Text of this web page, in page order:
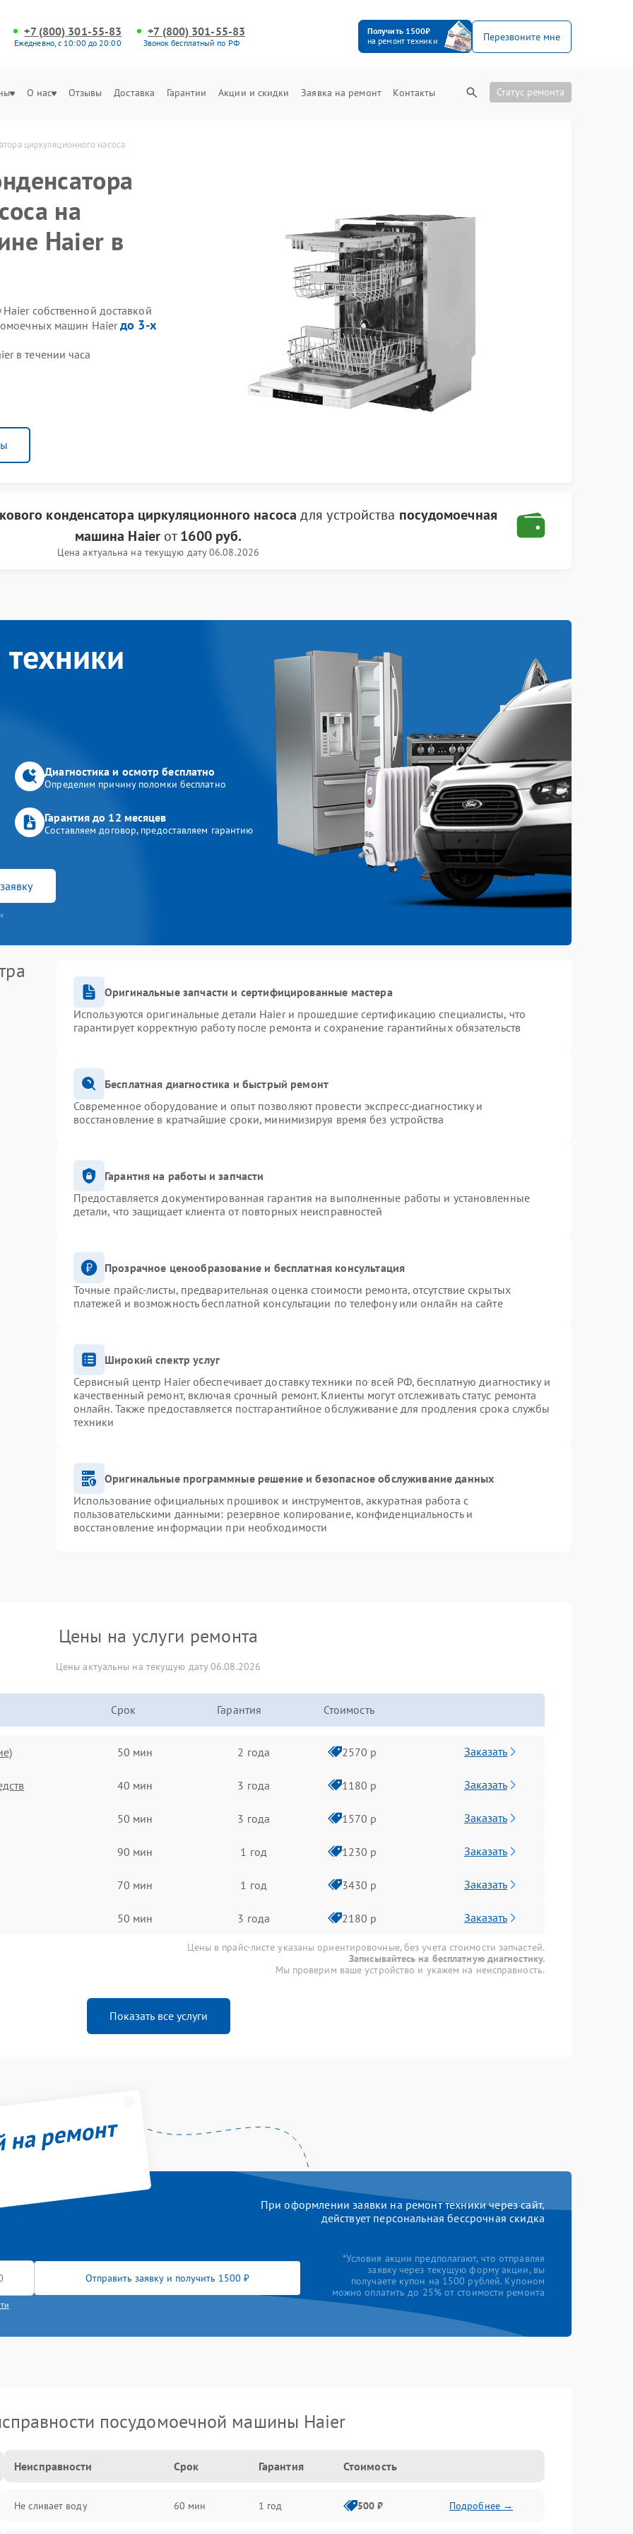
+7 (800) 301-55-83
Ежедневно, с 10:00 до 20:00
+7 (800) 301-55-83
Звонок бесплатный по РФ
Получить 1500₽
на ремонт техники
Перезвоните мне
О нас Отзывы Доставка Гарантии Акции и скидки Заявка на ремонт Контакты Статус ремонта
циркуляционного насоса
на
Haier в
собственной доставкой
машин Haierдо 3-х
в течении часа
конденсатора циркуляционного насоса для устройства посудомоечная
машина Haierот1600 руб.
Цена актуальна на текущую дату 06.08.2026
Диагностика и осмотр бесплатно
Определим причину поломки бесплатно
Гарантия до 12 месяцев
Составляем договор, предоставляем гарантию
Оригинальные запчасти и сертифицированные мастера
Используются оригинальные детали Haier и прошедшие сертификацию специалисты, что
гарантирует корректную работу после ремонта и сохранение гарантийных обязательств
Бесплатная диагностика и быстрый ремонт
Современное оборудование и опыт позволяют провести экспресс-диагностику и
восстановление в кратчайшие сроки, минимизируя время без устройства
Гарантия на работы и запчасти
Предоставляется документированная гарантия на выполненные работы и установленные
детали, что защищает клиента от повторных неисправностей
Прозрачное ценообразование и бесплатная консультация
Точные прайс-листы, предварительная оценка стоимости ремонта, отсутствие скрытых
платежей и возможность бесплатной консультации по телефону или онлайн на сайте
Широкий спектр услуг
Сервисный центр Haier обеспечивает доставку техники по всей РФ, бесплатную диагностику и
качественный ремонт, включая срочный ремонт. Клиенты могут отслеживать статус ремонта
онлайн. Также предоставляется постгарантийное обслуживание для продления срока службы
техники
Оригинальные программные решение и безопасное обслуживание данных
Использование официальных прошивок и инструментов, аккуратная работа с
пользовательскими данными: резервное копирование, конфиденциальность и
восстановление информации при необходимости
Цены на услуги ремонта
Цены актуальны на текущую дату 06.08.2026
Срок Гарантия Стоимость
50 мин 2 года 2570 р Заказать
40 мин 3 года 1180 р Заказать
50 мин 3 года 1570 р Заказать
90 мин 1 год 1230 р Заказать
70 мин 1 год 3430 р Заказать
50 мин 3 года 2180 р Заказать
Цены в прайс-листе указаны ориентировочные, без учета стоимости запчастей.
Записывайтесь на бесплатную диагностику.
Мы проверим ваше устройство и укажем на неисправность.
Показать все услуги
ремонт
При оформлении заявки на ремонт техники через сайт,
действует персональная бессрочная скидка
Отправить заявку и получить 1500 ₽
*Условия акции предполагают, что отправляя
заявку через текущую форму акции, вы
получаете купон на 1500 рублей. Купоном
можно оплатить до 25% от стоимости ремонта
посудомоечной машины Haier
Неисправности Срок Гарантия Стоимость
Не сливает воду 60 мин 1 год 500 ₽ Подробнее →